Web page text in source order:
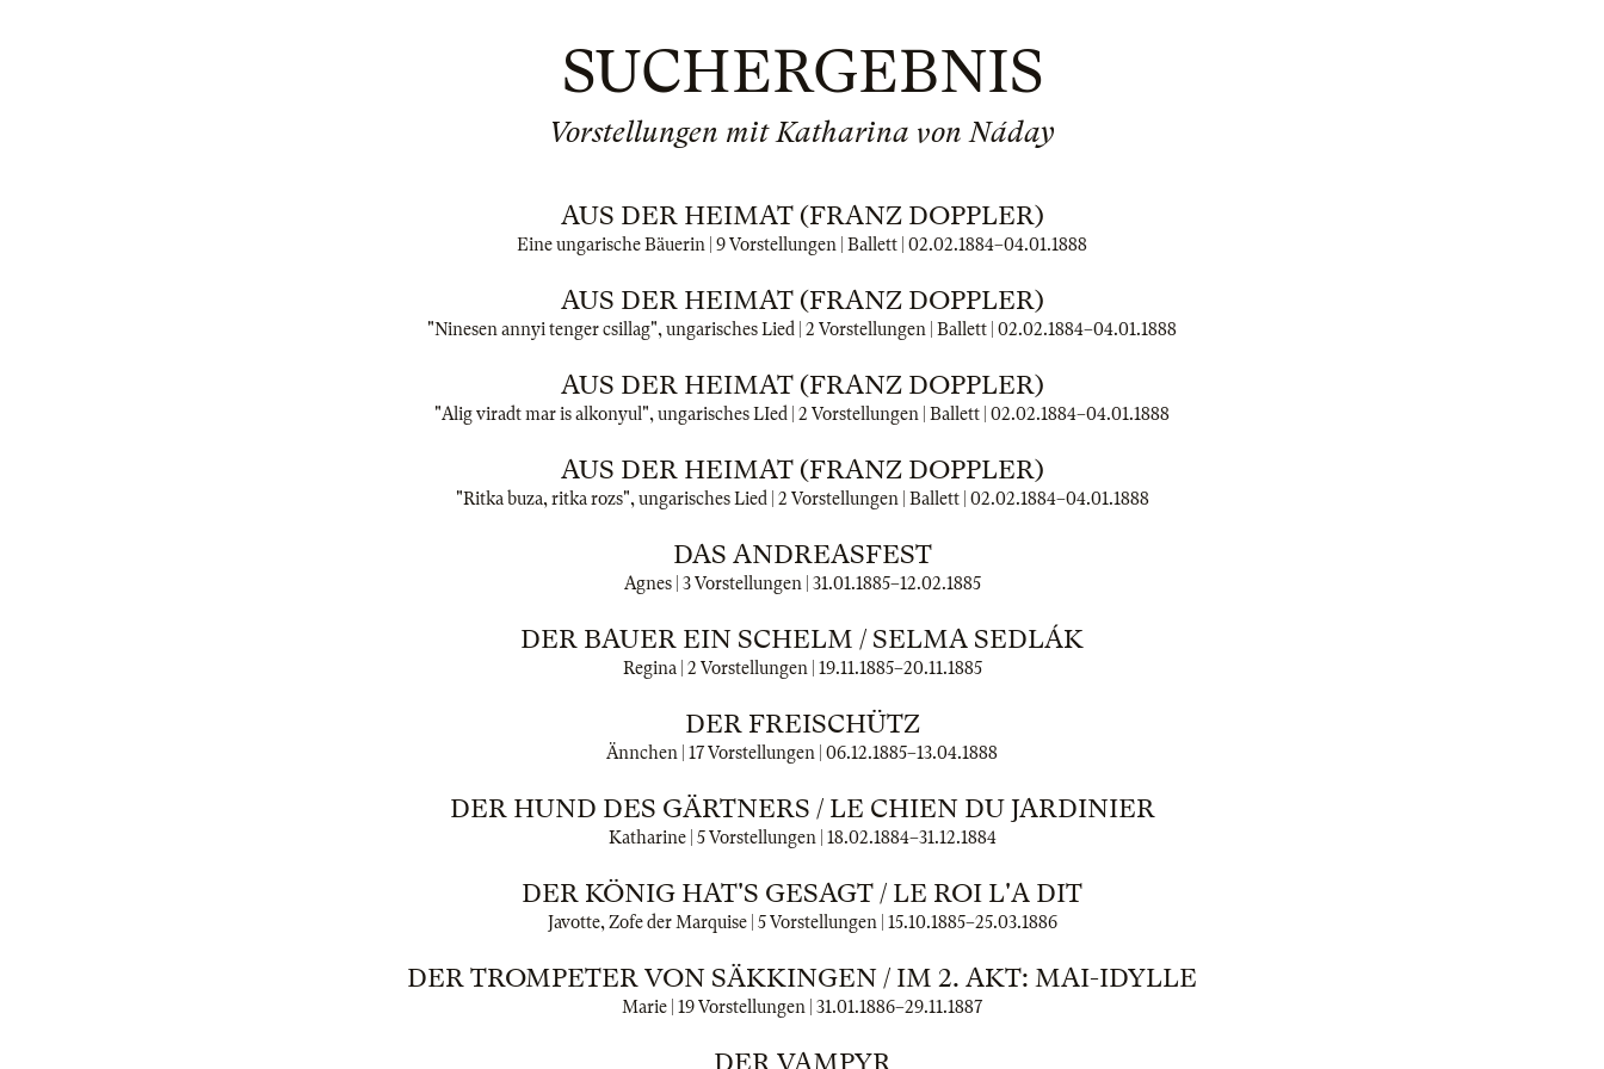
SUCHERGEBNIS
Vorstellungen mit Katharina von Náday
AUS DER HEIMAT (FRANZ DOPPLER)
Eine ungarische Bäuerin | 9 Vorstellungen | Ballett | 02.02.1884–04.01.1888
AUS DER HEIMAT (FRANZ DOPPLER)
"Ninesen annyi tenger csillag", ungarisches Lied | 2 Vorstellungen | Ballett | 02.02.1884–04.01.1888
AUS DER HEIMAT (FRANZ DOPPLER)
"Alig viradt mar is alkonyul", ungarisches LIed | 2 Vorstellungen | Ballett | 02.02.1884–04.01.1888
AUS DER HEIMAT (FRANZ DOPPLER)
"Ritka buza, ritka rozs", ungarisches Lied | 2 Vorstellungen | Ballett | 02.02.1884–04.01.1888
DAS ANDREASFEST
Agnes | 3 Vorstellungen | 31.01.1885–12.02.1885
DER BAUER EIN SCHELM / SELMA SEDLÁK
Regina | 2 Vorstellungen | 19.11.1885–20.11.1885
DER FREISCHÜTZ
Ännchen | 17 Vorstellungen | 06.12.1885–13.04.1888
DER HUND DES GÄRTNERS / LE CHIEN DU JARDINIER
Katharine | 5 Vorstellungen | 18.02.1884–31.12.1884
DER KÖNIG HAT'S GESAGT / LE ROI L'A DIT
Javotte, Zofe der Marquise | 5 Vorstellungen | 15.10.1885–25.03.1886
DER TROMPETER VON SÄKKINGEN / IM 2. AKT: MAI-IDYLLE
Marie | 19 Vorstellungen | 31.01.1886–29.11.1887
DER VAMPYR